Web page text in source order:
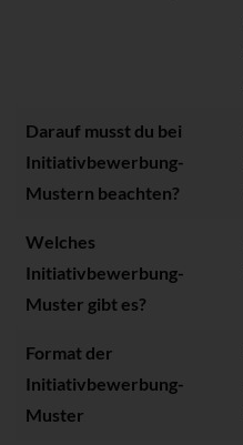
Darauf musst du bei
Initiativbewerbung-
Mustern beachten?
Welches
Initiativbewerbung-
Muster gibt es?
Format der
Initiativbewerbung-
Muster